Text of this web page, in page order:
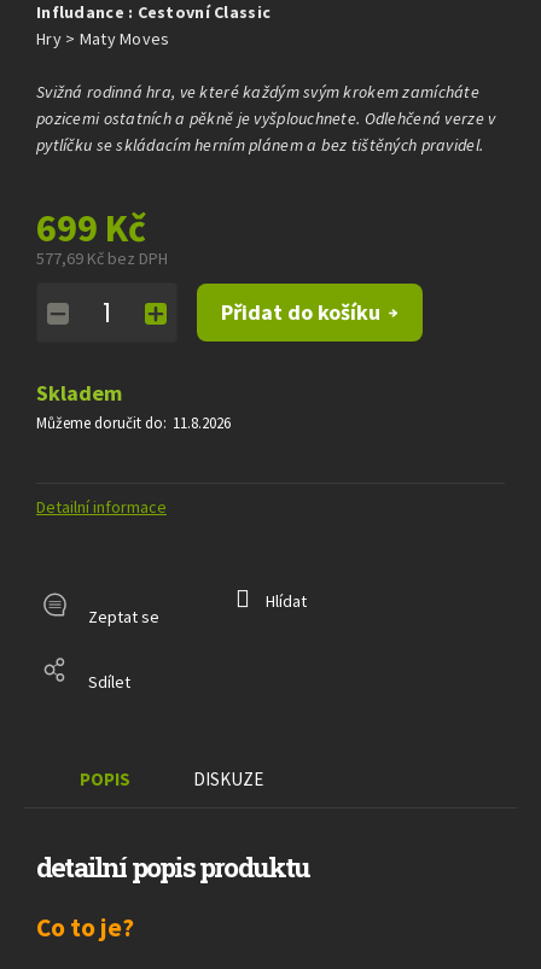
0,0
z
hvězdiček.
Infludance : Cestovní Classic
Hry > Maty Moves
Svižná rodinná hra, ve které každým svým krokem zamícháte
pozicemi ostatních a pěkně je vyšplouchnete. Odlehčená verze v
pytlíčku se skládacím herním plánem a bez tištěných pravidel.
699 Kč
577,69 Kč bez DPH
cena:
Přidat do košíku
Skladem
Můžeme doručit do: 11.8.2026
Detailní informace
Zeptat se
Hlídat
Sdílet
POPIS DISKUZE
detailní popis produktu
Co to je?